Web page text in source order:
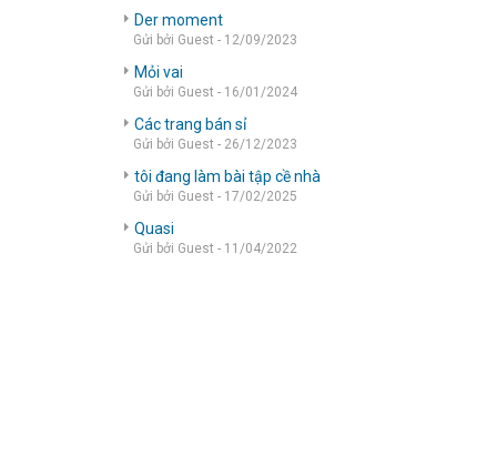
Der moment
Gửi bởi Guest - 12/09/2023
Mỏi vai
Gửi bởi Guest - 16/01/2024
Các trang bán sỉ
Gửi bởi Guest - 26/12/2023
tôi đang làm bài tập cề nhà
Gửi bởi Guest - 17/02/2025
Quasi
Gửi bởi Guest - 11/04/2022